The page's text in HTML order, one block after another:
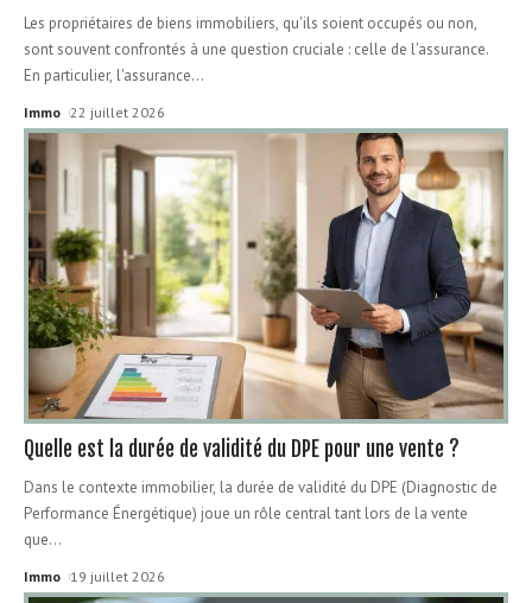
Les propriétaires de biens immobiliers, qu'ils soient occupés ou non,
sont souvent confrontés à une question cruciale : celle de l'assurance.
En particulier, l'assurance…
Immo 22 juillet 2026
Quelle est la durée de validité du DPE pour une vente ?
Dans le contexte immobilier, la durée de validité du DPE (Diagnostic de
Performance Énergétique) joue un rôle central tant lors de la vente
que…
Immo 19 juillet 2026